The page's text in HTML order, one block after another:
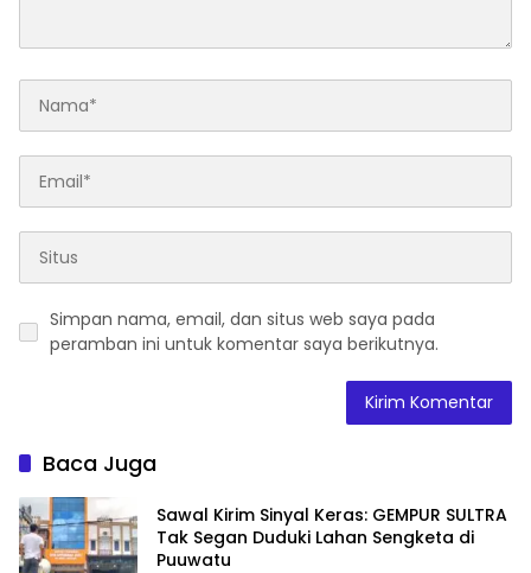
Simpan nama, email, dan situs web saya pada
peramban ini untuk komentar saya berikutnya.
Baca Juga
Sawal Kirim Sinyal Keras: GEMPUR SULTRA
Tak Segan Duduki Lahan Sengketa di
Puuwatu